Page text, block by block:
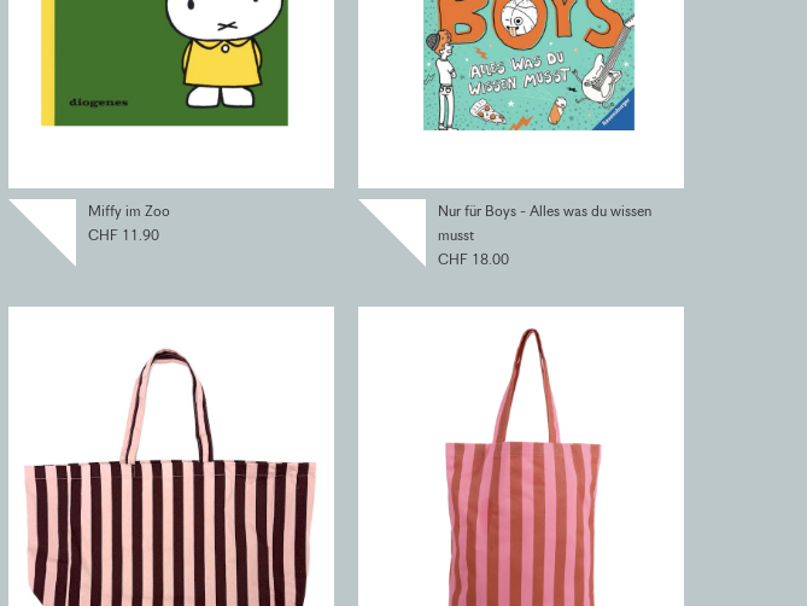
Miffy im Zoo
CHF 11.90
Nur für Boys - Alles was du wissen
musst
CHF 18.00